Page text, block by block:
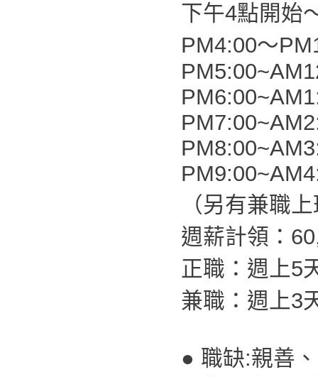
下午4點開始
PM4:00～
（另有兼職
週薪計領：
正職：週上5
兼職：週上3
● 職缺:親善